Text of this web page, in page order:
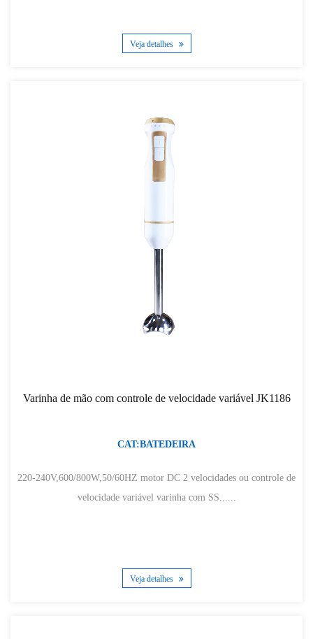
Veja detalhes
Varinha de mão com controle de velocidade variável JK1186
CAT:BATEDEIRA
220-240V,600/800W,50/60HZ motor DC 2 velocidades ou controle de
velocidade variável varinha com SS......
Veja detalhes